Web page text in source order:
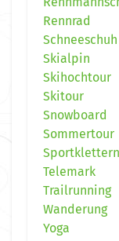
Rennrad
Schneeschuh
Skialpin
Skihochtour
Skitour
Snowboard
Sommertour
Sportklettern
Telemark
Trailrunning
Wanderung
Yoga